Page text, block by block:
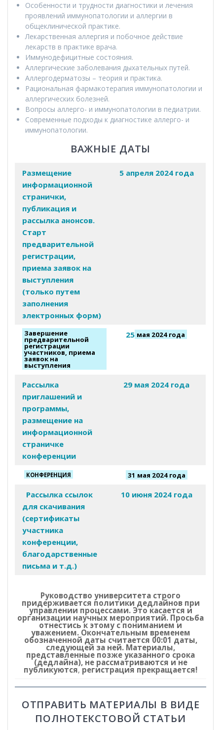
Особенности и трудности диагностики и лечения
проявлений иммунопатологии и аллергии в
общеклинической практике.
Лекарственная аллергия и побочное действие
лекарств в практике врача.
Иммунодефицитные состояния.
Аллергические заболевания дыхательных путей.
Аллергодерматозы – теория и практика.
Рациональная фармакотерапия иммунопатологии и
аллергических болезней.
Вопросы аллерго- и иммунопатологии в педиатрии.
Современные подходы к диагностике аллерго- и
иммунопатологии.
ВАЖНЫЕ ДАТЫ
Размещение
информационной
странички,
публикация и
рассылка анонсов.
Старт
предварительной
регистрации,
приема заявок на
выступления
(только путем
заполнения
электронных форм)
5 апреля 2024 года
Завершение
предварительной
регистрации
участников, приема
заявок на
выступления
25 мая 2024 года
Рассылка
приглашений и
программы,
размещение на
информационной
страничке
конференции
29 мая 2024 года
КОНФЕРЕНЦИЯ 31 мая 2024 года
Рассылка ссылок
для скачивания
(сертификаты
участника
конференции,
благодарственные
письма и т.д.)
10 июня 2024 года
Руководство университета строго
придерживается политики дедлайнов при
управлении процессами. Это касается и
организации научных мероприятий. Просьба
отнестись к этому с пониманием и
уважением. Окончательным временем
обозначенной даты считается 00:01 даты,
следующей за ней. Материалы,
представленные позже указанного срока
(дедлайна), не рассматриваются и не
публикуются, регистрация прекращается!
ОТПРАВИТЬ МАТЕРИАЛЫ В ВИДЕ
ПОЛНОТЕКСТОВОЙ СТАТЬИ